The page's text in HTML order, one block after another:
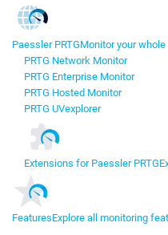
Paessler PRTGMonitor your
PRTG Network Monitor
PRTG Enterprise Monitor
PRTG Hosted Monitor
PRTG UVexplorer
Extensions for Paessler PRTG
FeaturesExplore all monitoring